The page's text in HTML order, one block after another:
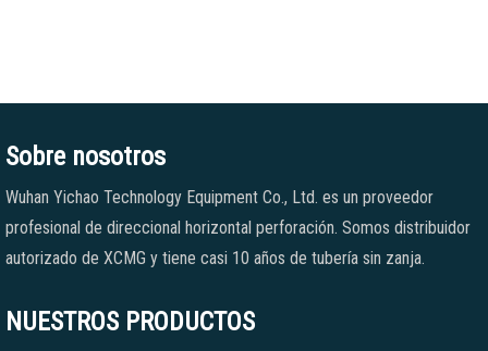
Sobre nosotros
Wuhan Yichao Technology Equipment Co., Ltd. es un proveedor
profesional de direccional horizontal perforación. Somos distribuidor
autorizado de XCMG y tiene casi 10 años de tubería sin zanja.
NUESTROS PRODUCTOS